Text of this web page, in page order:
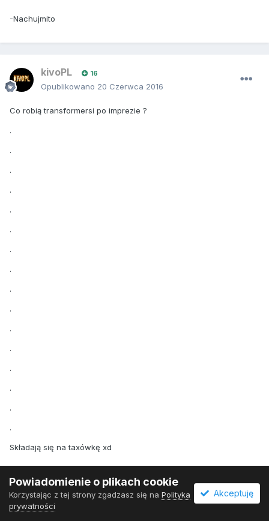
-Nachujmito
kivoPL 16
Opublikowano 20 Czerwca 2016
Co robią transformersi po imprezie ?
.
.
.
.
.
.
.
.
.
.
.
.
.
.
.
.
Składają się na taxówkę xd
Złota Owca
Powiadomienie o plikach cookie
Korzystając z tej strony zgadzasz się na Polityka
prywatności
Akceptuję